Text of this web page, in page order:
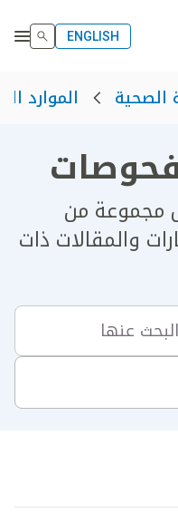
ENGLISH
الصحية الموارد
مجموعة من
والمقالات ذات